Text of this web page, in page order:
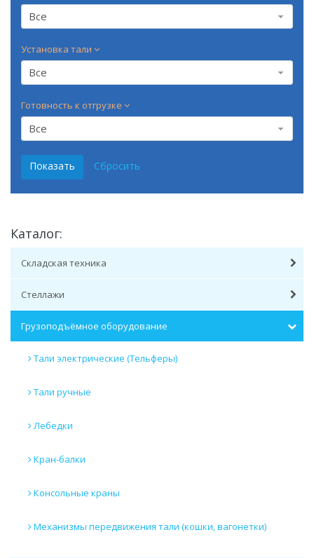
Все
Установка тали
Все
Готовность к отгрузке
Все
Каталог:
Складская техника
Стеллажи
Грузоподъёмное оборудование
Тали электрические (Тельферы)
Тали ручные
Лебедки
Кран-балки
Консольные краны
Механизмы передвижения тали (кошки, вагонетки)